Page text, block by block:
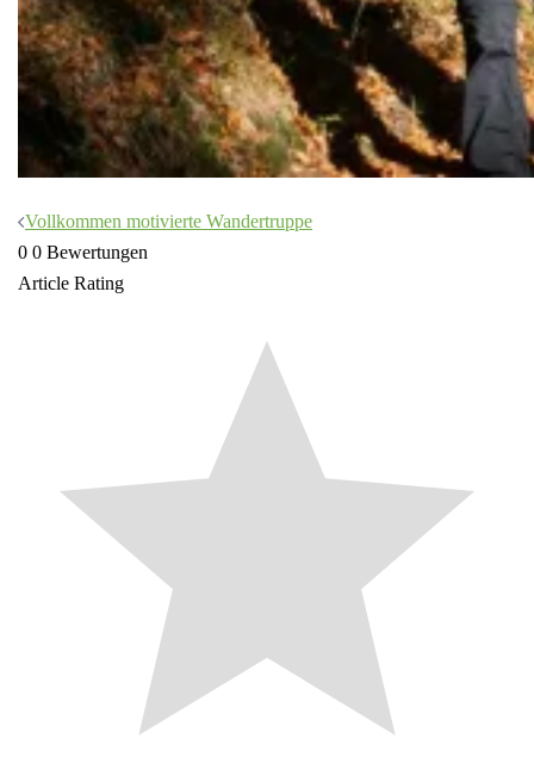
Beitragsnavigation
Vollkommen motivierte Wandertruppe
0 0 Bewertungen
Article Rating